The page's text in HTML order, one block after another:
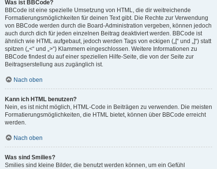
Was ist BBCode?
BBCode ist eine spezielle Umsetzung von HTML, die dir weitreichende
Formatierungsmöglichkeiten für deinen Text gibt. Die Rechte zur Verwendung
von BBCode werden durch die Board-Administration vergeben, können jedoch
auch durch dich für jeden einzelnen Beitrag deaktiviert werden. BBCode ist
ähnlich wie HTML aufgebaut, jedoch werden Tags von eckigen („[“ und „]“) statt
spitzen („<“ und „>“) Klammern eingeschlossen. Weitere Informationen zu
BBCode findest du auf einer speziellen Hilfe-Seite, die von der Seite zur
Beitragserstellung aus zugänglich ist.
Nach oben
Kann ich HTML benutzen?
Nein, es ist nicht möglich, HTML-Code in Beiträgen zu verwenden. Die meisten
Formatierungsmöglichkeiten, die HTML bietet, können über BBCode erreicht
werden.
Nach oben
Was sind Smilies?
Smilies sind kleine Bilder, die benutzt werden können, um ein Gefühl